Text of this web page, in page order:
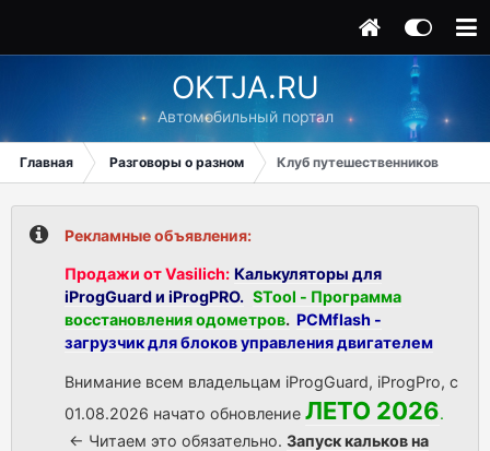
OKTJA.RU
Автомобильный портал
Главная Разговоры о разном Клуб путешественников
Рекламные объявления:
Продажи от Vasilich: Калькуляторы для
iProgGuard и iProgPRO. STool - Программа
восстановления одометров. PCMflash -
загрузчик для блоков управления двигателем
Внимание всем владельцам iProgGuard, iProgPro, с
01.08.2026 начато обновление ЛЕТО 2026.
<- Читаем это обязательно. Запуск кальков на